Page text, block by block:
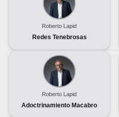
Roberto Lapid
Redes Tenebrosas
Roberto Lapid
Adoctrinamiento Macabro